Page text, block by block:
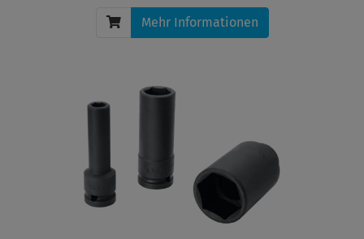
Mehr Informationen